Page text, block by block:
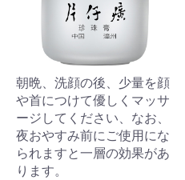
朝晩、洗顔の後、少量を顔
や首につけて優しくマッサ
ージしてください、なお、
夜おやすみ前にご使用にな
られますと一層の効果があ
ります。